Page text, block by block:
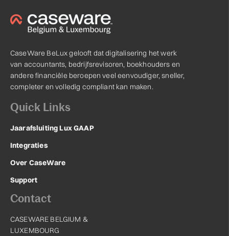
CaseWare BeLux gelooft dat digitalisering het werk
van accountants, bedrijfsrevisoren, boekhouders en
andere financiële beroepen veel eenvoudiger, sneller,
completer en volledig compliant kan maken.
Quick Links
Jaarafsluiting Lux GAAP
Integraties
Over CaseWare
Support
Contact
CASEWARE BELGIUM &
LUXEMBOURG